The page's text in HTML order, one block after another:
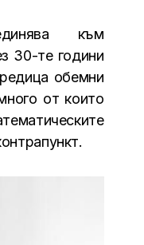
към
30-те години
обемни
от които